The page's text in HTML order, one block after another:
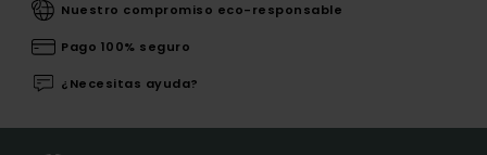
Nuestro compromiso eco-responsable
Pago 100% seguro
¿Necesitas ayuda?